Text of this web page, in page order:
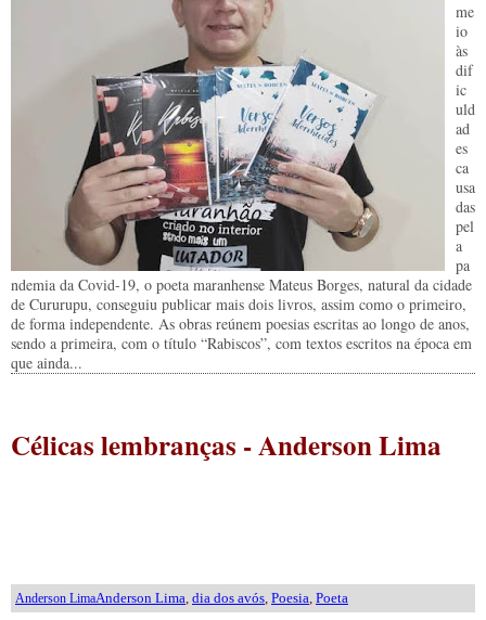
me
io
às
dif
ic
uld
ad
es
ca
usa
das
pel
a
pa
ndemia da Covid-19, o poeta maranhense Mateus Borges, natural da cidade
de Cururupu, conseguiu publicar mais dois livros, assim como o primeiro,
de forma independente. As obras reúnem poesias escritas ao longo de anos,
sendo a primeira, com o título “Rabiscos”, com textos escritos na época em
que ainda...
Célicas lembranças - Anderson Lima
Anderson LimaAnderson Lima dia dos avós Poesia Poeta